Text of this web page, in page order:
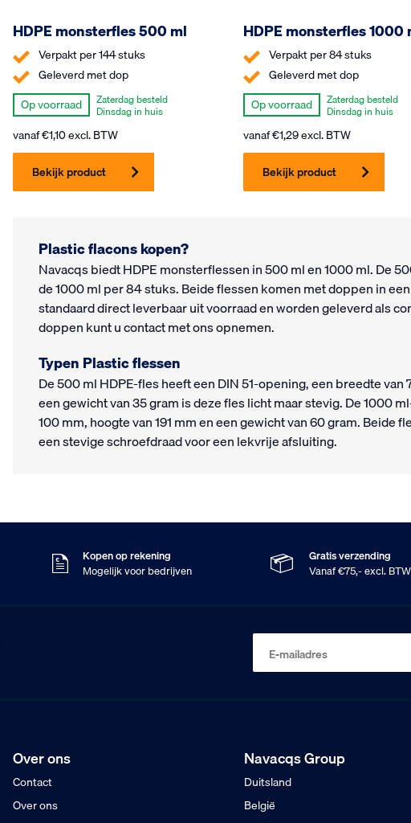
HDPE monsterfles 500 ml
Verpakt per 144 stuks
Geleverd met dop
Op voorraad
Zaterdag besteld
Dinsdag in huis
vanaf€1,10excl. BTW
Bekijk product
HDPE monsterfles 1000
Verpakt per 84 stuks
Geleverd met dop
Op voorraad
Zaterdag besteld
Dinsdag in huis
vanaf€1,29excl. BTW
Bekijk product
Plastic flacons kopen?
Navacqs biedt HDPE monsterflessen in 500 ml en 1000 ml. De
de 1000 ml per 84 stuks. Beide flessen komen met doppen in
standaard direct leverbaar uit voorraad en worden geleverd als
doppen kunt u contact met ons opnemen.
Typen Plastic flessen
De 500 ml HDPE-fles heeft een DIN 51-opening, een breedte van
een gewicht van 35 gram is deze fles licht maar stevig. De 1000
100 mm, hoogte van 191 mm en een gewicht van 60 gram. Beide
een stevige schroefdraad voor een lekvrije afsluiting.
Kopen op rekening
Mogelijk voor bedrijven
Gratis verzending
Vanaf €75,- excl. BTW
E-mailadres
Over ons
Contact
Over ons
Navacqs Group
Duitsland
België